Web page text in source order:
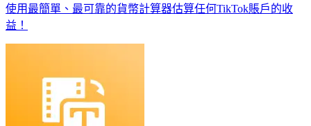
使用最簡單、最可靠的貨幣計算器估算任何TikTok賬戶的收
益！